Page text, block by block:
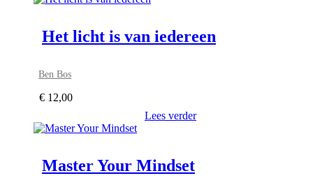
Het licht is van iedereen
Ben Bos
€ 12,00
Lees verder
Master Your Mindset